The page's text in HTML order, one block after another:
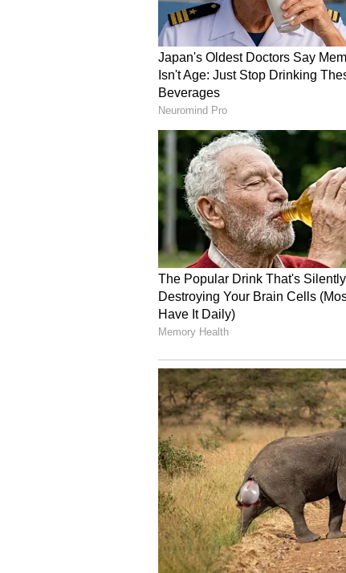
దూరంగా ఉన్నట్టుగా కోమటిరెడ్డి
గాంధీకి కూడా సమాచారం
4
6
కర్ణాటకలో కాంగ్రెస్ ప్రభుత్వం
ఉందని ఆయన ధీమాను వ్యక్తం